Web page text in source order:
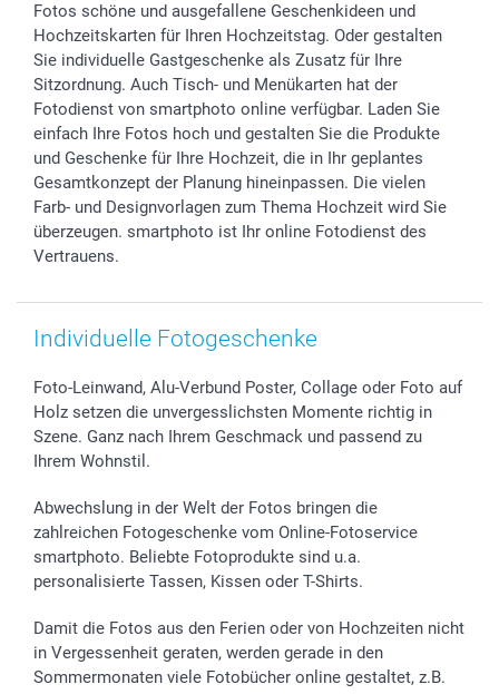
Fotos schöne und ausgefallene Geschenkideen und
Hochzeitskarten für Ihren Hochzeitstag. Oder gestalten
Sie individuelle Gastgeschenke als Zusatz für Ihre
Sitzordnung. Auch Tisch- und Menükarten hat der
Fotodienst von smartphoto online verfügbar. Laden Sie
einfach Ihre Fotos hoch und gestalten Sie die Produkte
und Geschenke für Ihre Hochzeit, die in Ihr geplantes
Gesamtkonzept der Planung hineinpassen. Die vielen
Farb- und Designvorlagen zum Thema Hochzeit wird Sie
überzeugen. smartphoto ist Ihr online Fotodienst des
Vertrauens.
Individuelle Fotogeschenke
Foto-Leinwand, Alu-Verbund Poster, Collage oder Foto auf
Holz setzen die unvergesslichsten Momente richtig in
Szene. Ganz nach Ihrem Geschmack und passend zu
Ihrem Wohnstil.
Abwechslung in der Welt der Fotos bringen die
zahlreichen Fotogeschenke vom Online-Fotoservice
smartphoto. Beliebte Fotoprodukte sind u.a.
personalisierte Tassen, Kissen oder T-Shirts.
Damit die Fotos aus den Ferien oder von Hochzeiten nicht
in Vergessenheit geraten, werden gerade in den
Sommermonaten viele Fotobücher online gestaltet, z.B.